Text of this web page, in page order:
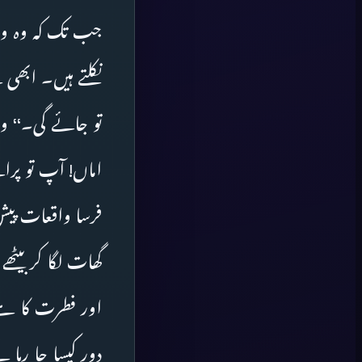
جب تک کہ وہ
نکلتے ہیں۔
تو جائے
اماں! آپ تو
فرسا واقعات
گھات لگا کر
اور فطرت کا
دور کیسا جا